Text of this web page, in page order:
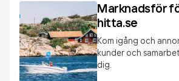
Marknadsför
hitta.se
Kom igång och
kunder och
dig.